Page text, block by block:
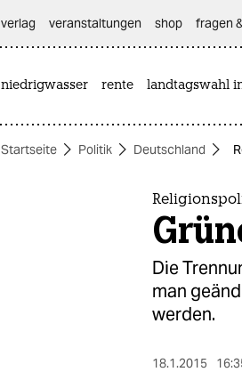
themen
verlag
veranstaltungen shop fragen
niedrigwasser rente landtagswahl
Startseite Politik Deutschland
Die
man
werden.
18.1.2015